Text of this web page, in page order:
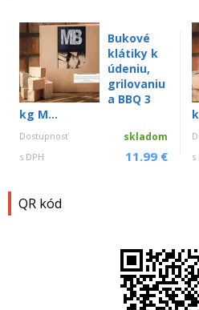
Bukové
klátiky k
údeniu,
grilovaniu
a BBQ 3
kg M...
Dostupnosť skladom
s DPH 11.99 € s
QR kód